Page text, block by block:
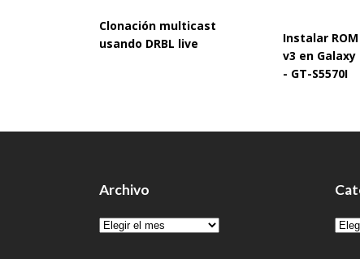
Clonación multicast
usando DRBL live
Instalar ROM
v3 en
- GT-S5570I
Archivo
Archivo